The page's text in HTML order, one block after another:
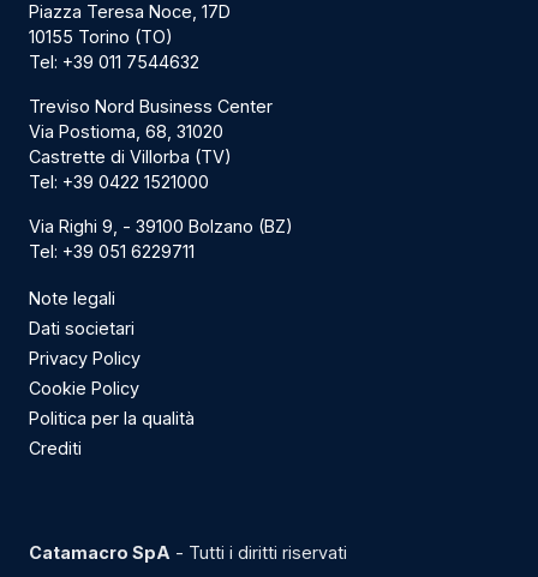
Piazza Teresa Noce, 17D
10155 Torino (TO)
Tel: +39 011 7544632
Treviso Nord Business Center
Via Postioma, 68, 31020
Castrette di Villorba (TV)
Tel: +39 0422 1521000
Via Righi 9, - 39100 Bolzano (BZ)
Tel: +39 051 6229711
Note legali
Dati societari
Privacy Policy
Cookie Policy
Politica per la qualità
Crediti
Catamacro SpA - Tutti i diritti riservati